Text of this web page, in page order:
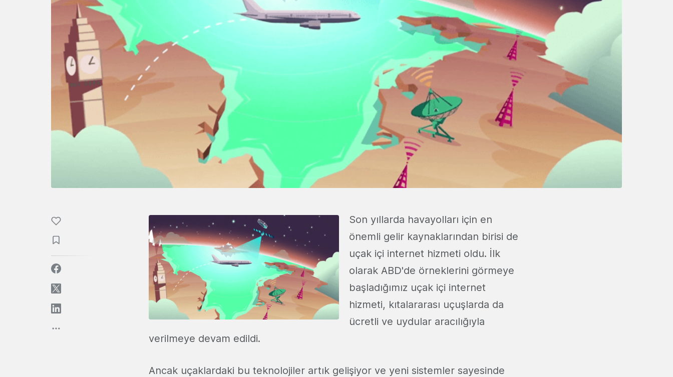
Son yıllarda havayolları için en
önemli gelir kaynaklarından birisi de
uçak içi internet hizmeti oldu. İlk
olarak ABD'de örneklerini görmeye
başladığımız uçak içi internet
hizmeti, kıtalararası uçuşlarda da
ücretli ve uydular aracılığıyla
verilmeye devam edildi.
Ancak uçaklardaki bu teknolojiler artık gelişiyor ve yeni sistemler sayesinde